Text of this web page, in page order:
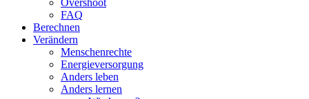
FAQ
Berechnen
Verändern
Menschenrechte
Energieversorgung
Anders leben
Anders lernen